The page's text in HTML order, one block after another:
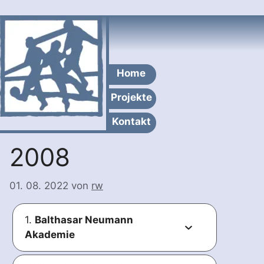
Inhalt
springen
Kontakt
Projekte
Home
2008
01. 08. 2022 von rw
1. Balthasar Neumann
Akademie